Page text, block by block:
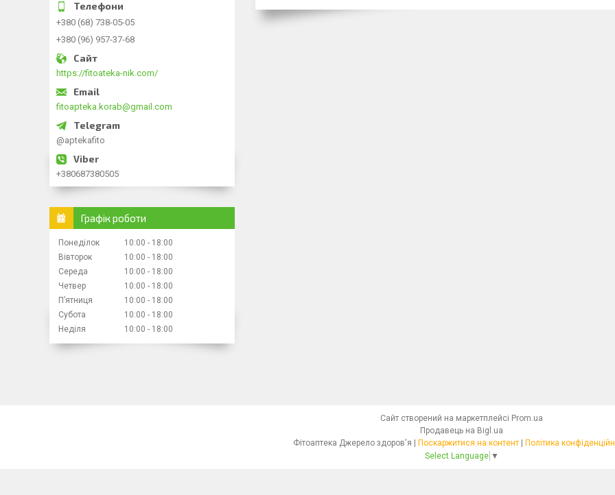
+380 (68) 738-05-05
+380 (96) 957-37-68
https://fitoateka-nik.com/
fitoapteka.korab@gmail.com
@aptekafito
+380687380505
Графік роботи
Понеділок 10:00
18:00
Вівторок
10:00
18:00
Середа
10:00
18:00
Четвер
10:00
18:00
Пʼятниця
10:00
18:00
Субота
10:00
18:00
Неділя
10:00 18:00
Сайт створений на маркетплейсі Prom.ua
Продавець на Bigl.ua
Поскаржитися на контент
Політика
Select Language ▼